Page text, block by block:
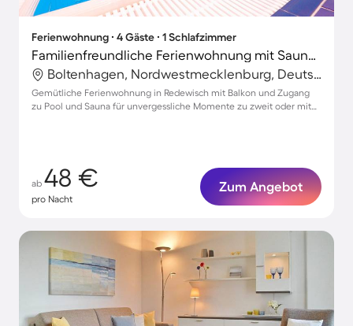
Ferienwohnung ∙ 4 Gäste ∙ 1 Schlafzimmer
Familienfreundliche Ferienwohnung mit Sauna und Pool | Strand in der Nähe
Boltenhagen, Nordwestmecklenburg, Deutschland
Gemütliche Ferienwohnung in Redewisch mit Balkon und Zugang
zu Pool und Sauna für unvergessliche Momente zu zweit oder mit
ab 48 €
pro Nacht
Zum Angebot